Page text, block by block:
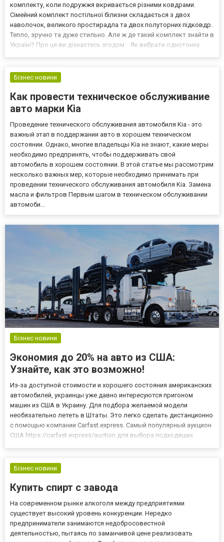
комплекту, коли подружжя вкривається різними ковдрами.
Сімейний комплект постільної білизни складається з двох
наволочок, великого простирадла та двох полуторних підковдр.
Тепло, зручно та дуже стильно. Але ж де такий комплект знайти в
Україні? Про це ви дізнаєтесь згодом. Як вибрати однотонну
Бізнес новини
Как провести техническое обслуживание
авто марки Kia
Проведение технического обслуживания автомобиля Kia - это
важный этап в поддержании авто в хорошем техническом
состоянии. Однако, многие владельцы Kia не знают, какие меры
необходимо предпринять, чтобы поддерживать свой
автомобиль в хорошем состоянии. В этой статье мы рассмотрим
несколько важных мер, которые необходимо принимать при
проведении технического обслуживания автомобиля Kia. Замена
масла и фильтров Первым шагом в техническом обслуживании
автомоби...
Бізнес новини
Экономия до 20% на авто из США:
Узнайте, как это возможно!
Из-за доступной стоимости и хорошего состояния американских
автомобилей, украинцы уже давно интересуются пригоном
машин из США в Украину. Для подбора желаемой модели
необязательно лететь в Штаты. Это легко сделать дистанционно
с помощью компании Carfast.express. Самый популярный аукцион
США https://carfast.express/auction для выбора подходящих
Бізнес новини
Купить спирт с завода
На современном рынке алкоголя между предприятиями
существует высокий уровень конкуренции. Нередко
предприниматели занимаются недобросовестной
деятельностью, пытаясь по заманчивой цене реализовать